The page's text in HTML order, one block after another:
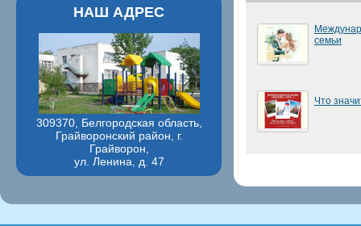
НАШ АДРЕС
309370, Белгородская область,
Грайворонский район, г.
Грайворон,
ул. Ленина, д. 47
семьи
Что